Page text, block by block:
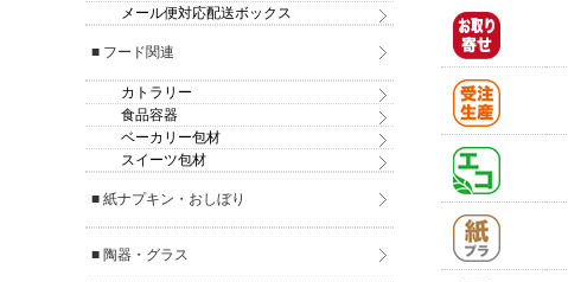
メール便対応配送ボックス
■ フード関連
カトラリー
食品容器
ベーカリー包材
スイーツ包材
■ 紙ナプキン・おしぼり
■ 陶器・グラス